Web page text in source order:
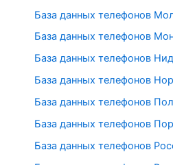
База данных телефонов
База данных телефонов
База данных телефонов
База данных телефонов
База данных телефонов
База данных телефонов
База данных телефонов